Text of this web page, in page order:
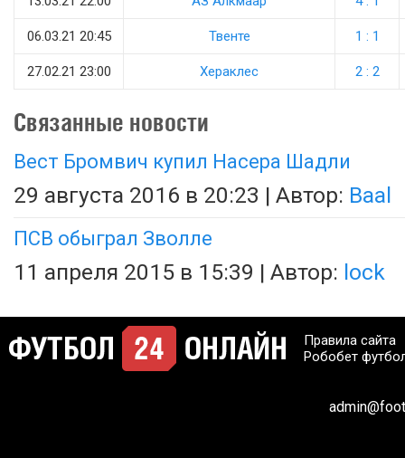
06.03.21 20:45 Твенте 1 : 1
27.02.21 23:00 Хераклес 2 : 2
Связанные новости
Вест Бромвич купил Насера Шадли
29 августа 2016 в 20:23 | Автор: Baal
ПСВ обыграл Зволле
11 апреля 2015 в 15:39 | Автор: lock
Правила сайта
Робобет